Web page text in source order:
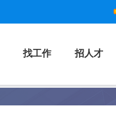
找工作 招人才